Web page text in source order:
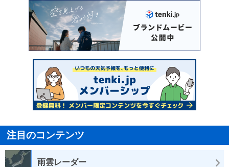
注目のコンテンツ
雨雲レーダー